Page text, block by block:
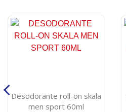
Desodorante roll-on skala
men sport 60ml